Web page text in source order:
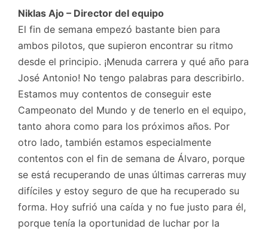
Niklas Ajo – Director del equipo
El fin de semana empezó bastante bien para
ambos pilotos, que supieron encontrar su ritmo
desde el principio. ¡Menuda carrera y qué año para
José Antonio! No tengo palabras para describirlo.
Estamos muy contentos de conseguir este
Campeonato del Mundo y de tenerlo en el equipo,
tanto ahora como para los próximos años. Por
otro lado, también estamos especialmente
contentos con el fin de semana de Álvaro, porque
se está recuperando de unas últimas carreras muy
difíciles y estoy seguro de que ha recuperado su
forma. Hoy sufrió una caída y no fue justo para él,
porque tenía la oportunidad de luchar por la